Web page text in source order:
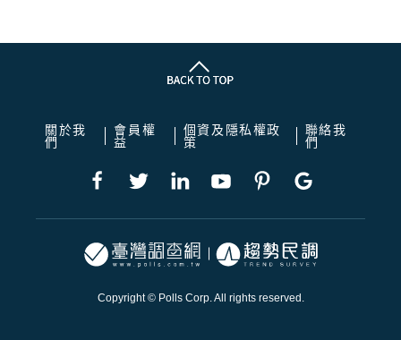
關於我
們
會員權
益
個資及隱私權政
策
聯絡我
們
Copyright © Polls Corp. All rights reserved.